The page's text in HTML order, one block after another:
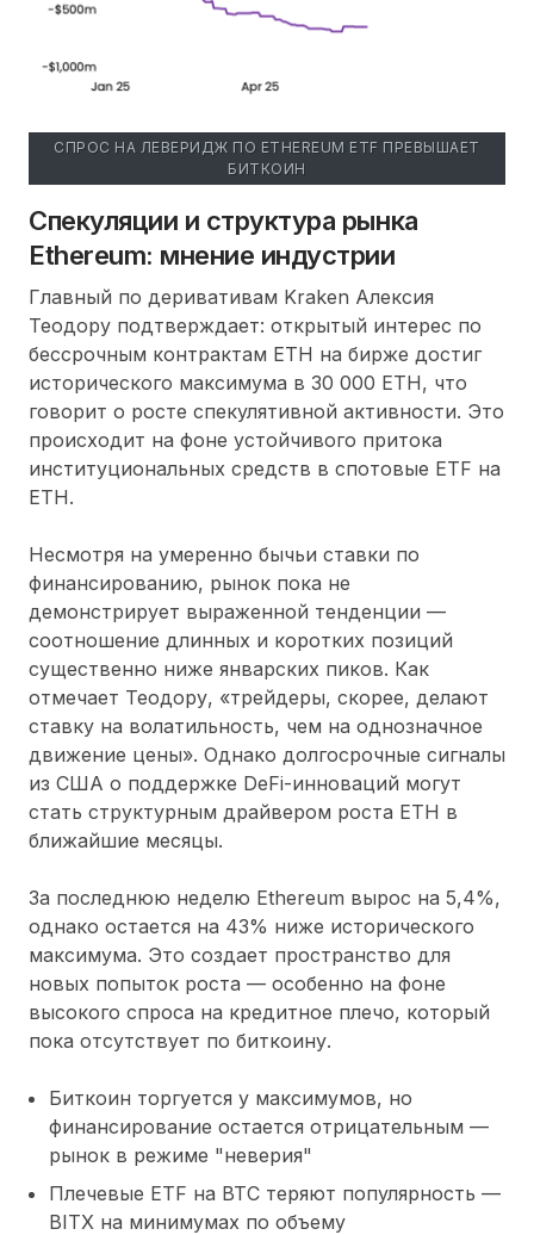
СПРОС НА ЛЕВЕРИДЖ ПО ETHEREUM ETF ПРЕВЫШАЕТ
БИТКОИН
Спекуляции и структура рынка
Ethereum: мнение индустрии
Главный по деривативам Kraken Алексия
Теодору подтверждает: открытый интерес по
бессрочным контрактам ETH на бирже достиг
исторического максимума в 30 000 ETH, что
говорит о росте спекулятивной активности. Это
происходит на фоне устойчивого притока
институциональных средств в спотовые ETF на
ETH.
Несмотря на умеренно бычьи ставки по
финансированию, рынок пока не
демонстрирует выраженной тенденции —
соотношение длинных и коротких позиций
существенно ниже январских пиков. Как
отмечает Теодору, «трейдеры, скорее, делают
ставку на волатильность, чем на однозначное
движение цены». Однако долгосрочные сигналы
из США о поддержке DeFi-инноваций могут
стать структурным драйвером роста ETH в
ближайшие месяцы.
За последнюю неделю Ethereum вырос на 5,4%,
однако остается на 43% ниже исторического
максимума. Это создает пространство для
новых попыток роста — особенно на фоне
высокого спроса на кредитное плечо, который
пока отсутствует по биткоину.
Биткоин торгуется у максимумов, но
финансирование остается отрицательным —
рынок в режиме "неверия"
Плечевые ETF на BTC теряют популярность —
BITX на минимумах по объему